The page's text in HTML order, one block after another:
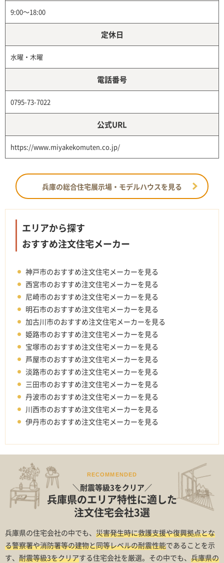
9:00～18:00
定休日
水曜・木曜
電話番号
0795-73-7022
公式URL
https://www.miyakekomuten.co.jp/
兵庫の総合住宅展示場・モデルハウスを見る
エリアから探す
おすすめ注文住宅メーカー
神戸市のおすすめ注文住宅メーカーを見る
西宮市のおすすめ注文住宅メーカーを見る
尼崎市のおすすめ注文住宅メーカーを見る
明石市のおすすめ注文住宅メーカーを見る
加古川市のおすすめ注文住宅メーカーを見る
姫路市のおすすめ注文住宅メーカーを見る
宝塚市のおすすめ注文住宅メーカーを見る
芦屋市のおすすめ注文住宅メーカーを見る
淡路市のおすすめ注文住宅メーカーを見る
三田市のおすすめ注文住宅メーカーを見る
丹波市のおすすめ注文住宅メーカーを見る
川西市のおすすめ注文住宅メーカーを見る
伊丹市のおすすめ注文住宅メーカーを見る
RECOMMENDED
＼耐震等級3をクリア／
兵庫県のエリア特性に適した
注文住宅会社3選
兵庫県の住宅会社の中でも、 災害発生時に救護支援や復興拠点とな
る警察署や消防署等の建物と同等レベルの耐震性能であることを示
す、 耐震等級3をクリアする住宅会社を厳選。その中でも、 兵庫県の